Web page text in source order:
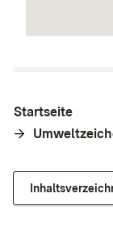
Startseite